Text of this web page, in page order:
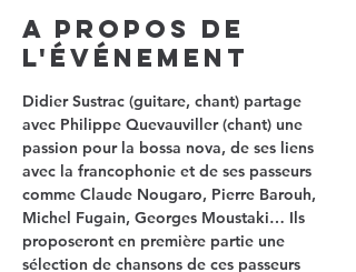
A propos de
l'événement
Didier Sustrac (guitare, chant) partage
avec Philippe Quevauviller (chant) une
passion pour la bossa nova, de ses liens
avec la francophonie et de ses passeurs
comme Claude Nougaro, Pierre Barouh,
Michel Fugain, Georges Moustaki… Ils
proposeront en première partie une
sélection de chansons de ces passeurs